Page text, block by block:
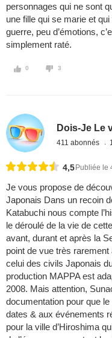
personnages qui ne sont
une fille qui se marie et
guerre, peu d’émotions,
simplement raté.
0 3
Dois-Je Le
411 abonnés
4,5 Publiée le
Je vous propose de
Japonais Dans un recoin
Katabuchi nous compte
le déroulé de la vie de
avant, durant et après la
point de vue très
celui des civils Japonais
production MAPPA est
2008. Mais attention,
documentation pour que
dates & aux événements
pour la ville d’Hiroshima